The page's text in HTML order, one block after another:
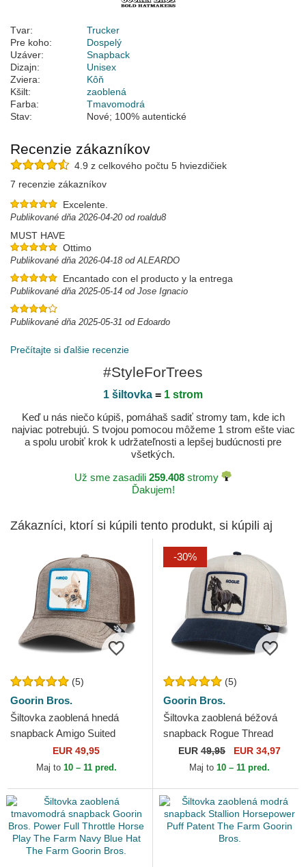
Tvar:
Trucker
Pre koho:
Dospelý
Uzáver:
Snapback
Dizajn:
Unisex
Zviera:
Kôň
Kšilt:
zaoblená
Farba:
Tmavomodrá
Stav:
Nové; 100% autentické
Recenzie zákazníkov
4.9 z celkového počtu 5 hviezdičiek
7 recenzie zákazníkov
Excelente.
Publikované dňa 2026-04-20 od roaldu8
MUST HAVE
Ottimo
Publikované dňa 2026-04-18 od ALEARDO
Encantado con el producto y la entrega
Publikované dňa 2025-05-14 od Jose Ignacio
Publikované dňa 2025-05-31 od Edoardo
Prečítajte si ďalšie recenzie
#StyleForTrees
1 šiltovka = 1 strom
Keď u nás niečo kúpiš, pomáhaš sadiť stromy tam, kde ich
najviac potrebujú. S tvojou pomocou môžeme 1 strom ešte viac
a spolu urobiť krok k udržateľnosti a lepšej budúcnosti pre
všetkých.
Už sme zasadili 259.408 stromy
Ďakujem!
Zákazníci, ktorí si kúpili tento produkt, si kúpili aj
(5)
Goorin Bros.
Šiltovka zaoblená hnedá
snapback Amigo Suited
Friend Business Professional
The Farm Goorin Bros.
EUR 49,95
Maj to 10 – 11 pred.
-30%
(5)
Goorin Bros.
Šiltovka zaoblená béžová
snapback Rogue Thread
Rebel Rugged Comfort The
Farm Goorin Bros.
EUR 49,95 EUR 34,97
Maj to 10 – 11 pred.